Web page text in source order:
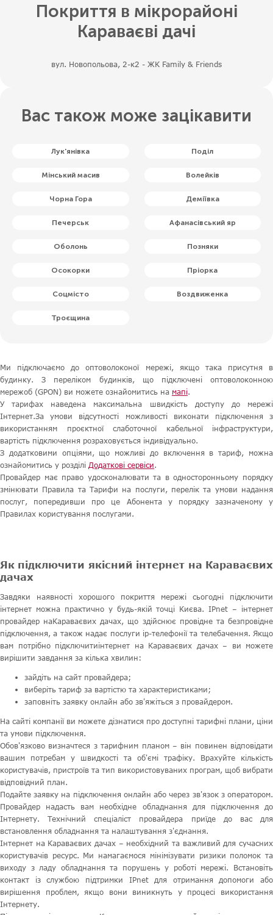
Покриття в мікрорайоні
Караваєві дачі
вул. Новопольова, 2-к2 - ЖК Family & Friends
Вас також може зацікавити
Лук'янівка Поділ
Мінський масив Волейків
Чорна Гора Деміївка
Печерськ Афанасівський яр
Оболонь Позняки
Осокорки Пріорка
Соцмісто Воздвиженка
Троєщина
Ми підключаємо до оптоволоконої мережі, якщо така присутня в
будинку. З переліком будинків, що підключені оптоволоконною
мережоб (GPON) ви можете ознайомитись на мапі.
У тарифах наведена максимальна швидкість доступу до мережі
Інтернет.За умови відсутності можливості виконати підключення з
використанням проєктної слаботочної кабельної інфраструктури,
вартість підключення розраховується індивідуально.
З додатковими опціями, що можливі до включення в тариф, можна
ознайомитись у розділі Додаткові сервіси.
Провайдер має право удосконалювати та в односторонньому порядку
змінювати Правила та Тарифи на послуги, перелік та умови надання
послуг, попередивши про це Абонента у порядку зазначеному у
Правилах користування послугами.
Як підключити якісний інтернет на Караваєвих
дачах
Завдяки наявності хорошого покриття мережі сьогодні підключити
інтернет можна практично у будь-якій точці Києва. IPnet – інтернет
провайдер наКараваєвих дачах, що здійснює провідне та безпровідне
підключення, а також надає послуги ip-телефонії та телебачення. Якщо
вам потрібно підключитиінтернет на Караваєвих дачах – ви можете
вирішити завдання за кілька хвилин:
зайдіть на сайт провайдера;
виберіть тариф за вартістю та характеристиками;
заповніть заявку онлайн або зв'яжіться з провайдером.
На сайті компанії ви можете дізнатися про доступні тарифні плани, ціни
та умови підключення.
Обов'язково визначтеся з тарифним планом – він повинен відповідати
вашим потребам у швидкості та об'ємі трафіку. Врахуйте кількість
користувачів, пристроїв та тип використовуваних програм, щоб вибрати
відповідний план.
Подайте заявку на підключення онлайн або через зв'язок з оператором.
Провайдер надасть вам необхідне обладнання для підключення до
Інтернету. Технічний спеціаліст провайдера приїде до вас для
встановлення обладнання та налаштування з'єднання.
Інтернет на Караваєвих дачах – необхідний та важливий для сучасних
користувачів ресурс. Ми намагаємося мінімізувати ризики поломок та
виходу з ладу обладнання та порушень у роботі мережі. Встановіть
контакт із службою підтримки IPnet для отримання допомоги або
вирішення проблем, якщо вони виникнуть у процесі використання
Інтернету.